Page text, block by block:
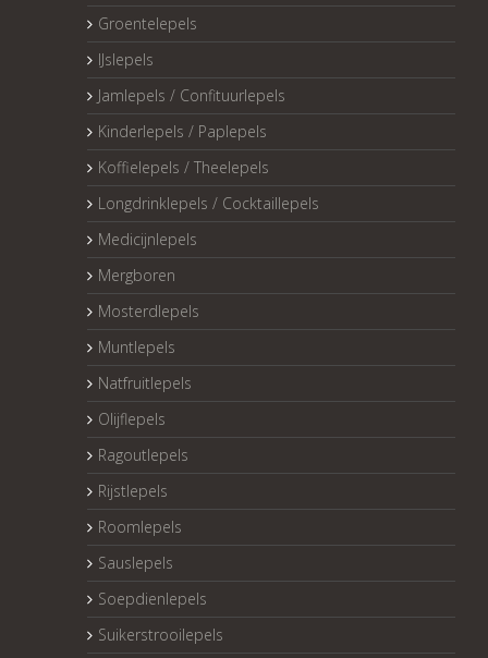
Groentelepels
IJslepels
Jamlepels / Confituurlepels
Kinderlepels / Paplepels
Koffielepels / Theelepels
Longdrinklepels / Cocktaillepels
Medicijnlepels
Mergboren
Mosterdlepels
Muntlepels
Natfruitlepels
Olijflepels
Ragoutlepels
Rijstlepels
Roomlepels
Sauslepels
Soepdienlepels
Suikerstrooilepels